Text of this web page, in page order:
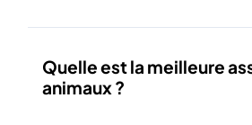
Quelle est la meilleure
animaux ?